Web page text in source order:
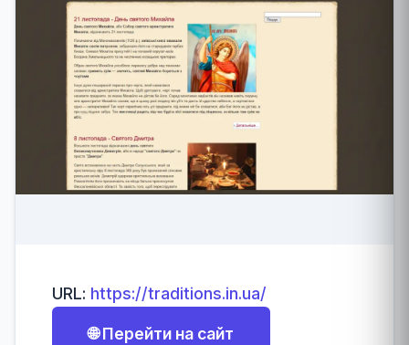
URL: https://traditions.in.ua/
🌐 Перейти на сайт